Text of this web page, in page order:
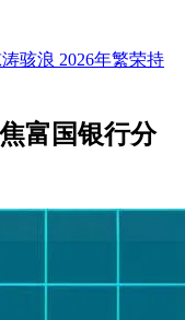
骇浪 2026年繁荣持
富国银行分